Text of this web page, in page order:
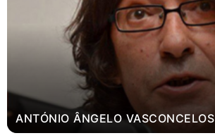
ANTÓNIO ÂNGELO VASCONCELOS